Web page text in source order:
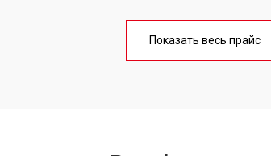
от
Показать весь прайс